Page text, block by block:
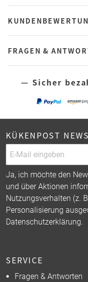
FRAGEN &
— Sicher
KÜKENPOST
Ja, ich möchte den
und über Aktionen
Nutzungsverhalten (z.
Personalisierung
Datenschutzerklärung.
SERVICE
Fragen & Antworten